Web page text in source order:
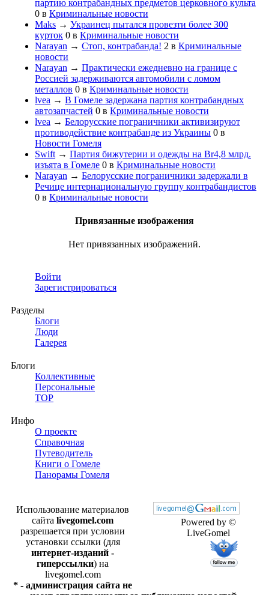
партию контрабандных предметов церковного культа
0 в Криминальные новости
Maks → Украинец пытался провезти более 300
курток 0 в Криминальные новости
Narayan → Стоп, контрабанда! 2 в Криминальные
новости
Narayan → Практически ежедневно на границе с
Россией задерживаются автомобили с ломом
металлов 0 в Криминальные новости
lvea → В Гомеле задержана партия контрабандных
автозапчастей 0 в Криминальные новости
lvea → Белорусские пограничники активизируют
противодействие контрабанде из Украины 0 в
Новости Гомеля
Swift → Партия бижутерии и одежды на Br4,8 млрд.
изъята в Гомеле 0 в Криминальные новости
Narayan → Белорусские пограничники задержали в
Речице интернациональную группу контрабандистов
0 в Криминальные новости
Привязанные изображения
Нет привязанных изображений.
Войти
Зарегистрироваться
Разделы
Блоги
Люди
Галерея
Блоги
Коллективные
Персональные
TOP
Инфо
О проекте
Справочная
Путеводитель
Книги о Гомеле
Панорамы Гомеля
Powered by ©
LiveGomel
Использование материалов
сайта livegomel.com
разрешается при условии
установки ссылки (для
интернет-изданий -
гиперссылки) на
livegomel.com
* - администрация сайта не